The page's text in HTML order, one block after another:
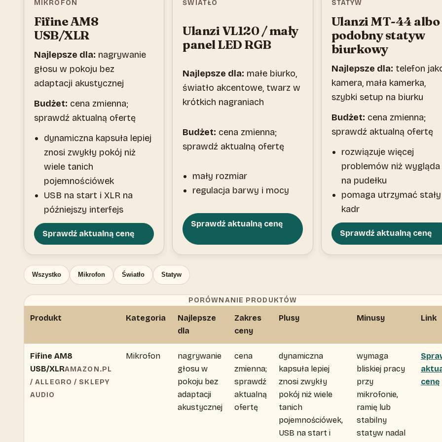
MIKROFON
Fifine AM8
USB/XLR
Najlepsze dla: nagrywanie
głosu w pokoju bez
adaptacji akustycznej
Budżet: cena zmienna;
sprawdź aktualną ofertę
dynamiczna kapsuła lepiej
znosi zwykły pokój niż
wiele tanich
pojemnościówek
USB na start i XLR na
późniejszy interfejs
Sprawdź aktualną cenę
ŚWIATŁO
Ulanzi VL120 / mały
panel LED RGB
Najlepsze dla: małe biurko,
światło akcentowe, twarz w
krótkich nagraniach
Budżet: cena zmienna;
sprawdź aktualną ofertę
mały rozmiar
regulacja barwy i mocy
Sprawdź aktualną cenę
STATYW
Ulanzi MT-44 albo
podobny statyw
biurkowy
Najlepsze dla: telefon
kamera, mała kamerka,
szybki setup na biurku
Budżet: cena zmienna;
sprawdź aktualną ofertę
rozwiązuje więcej
problemów niż wygląda
na pudełku
pomaga utrzymać stały
kadr
Sprawdź aktualną cenę
Wszystko Mikrofon Światło Statyw
PORÓWNANIE PRODUKTÓW
Produkt Kategoria
Najlepsze
dla
Zakres
ceny
Plusy Minusy Link
Fifine AM8
USB/XLRAMAZON.PL
/ ALLEGRO / SKLEPY
AUDIO
Mikrofon
nagrywanie
głosu w
pokoju bez
adaptacji
akustycznej
cena
zmienna;
sprawdź
aktualną
ofertę
dynamiczna
kapsuła lepiej
znosi zwykły
pokój niż wiele
tanich
pojemnościówek,
USB na start i
wymaga
bliskiej pracy
przy
mikrofonie,
ramię lub
stabilny
statyw nadal
cenę